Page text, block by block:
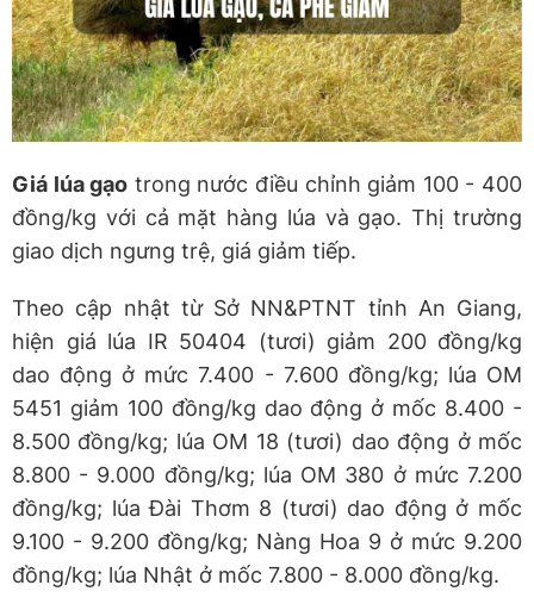
Giá lúa gạo trong nước điều chỉnh giảm 100 - 400
đồng/kg với cả mặt hàng lúa và gạo. Thị trường
giao dịch ngưng trệ, giá giảm tiếp.
Theo cập nhật từ Sở NN&PTNT tỉnh An Giang,
hiện giá lúa IR 50404 (tươi) giảm 200 đồng/kg
dao động ở mức 7.400 - 7.600 đồng/kg; lúa OM
5451 giảm 100 đồng/kg dao động ở mốc 8.400 -
8.500 đồng/kg; lúa OM 18 (tươi) dao động ở mốc
8.800 - 9.000 đồng/kg; lúa OM 380 ở mức 7.200
đồng/kg; lúa Đài Thơm 8 (tươi) dao động ở mốc
9.100 - 9.200 đồng/kg; Nàng Hoa 9 ở mức 9.200
đồng/kg; lúa Nhật ở mốc 7.800 - 8.000 đồng/kg.